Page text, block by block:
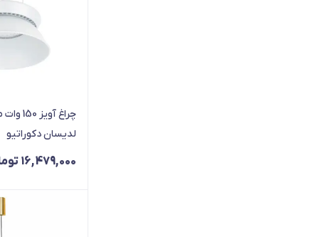
چراغ
لدیسان دکوراتیو
16,479,000